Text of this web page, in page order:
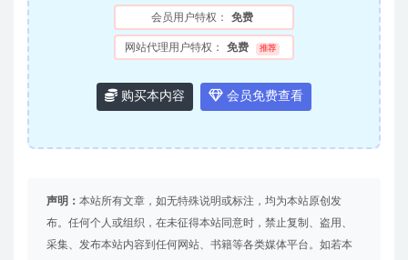
会员用户特权： 免费
网站代理用户特权： 免费 推荐
购买本内容 会员免费查看
声明： 本站所有文章，如无特殊说明或标注，均为本站原创发
布。任何个人或组织，在未征得本站同意时，禁止复制、盗用、
采集、发布本站内容到任何网站、书籍等各类媒体平台。如若本